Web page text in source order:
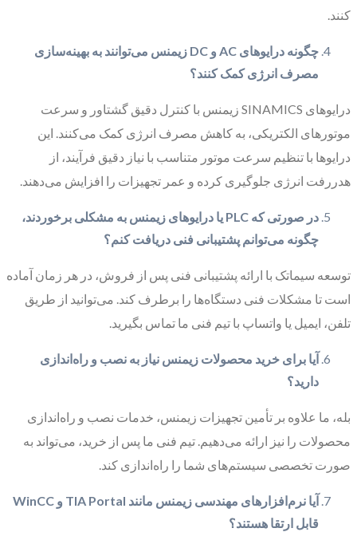
کنند.
چگونه درایوهای AC و DC زیمنس می‌توانند به بهینه‌سازی
مصرف انرژی کمک کنند؟
درایوهای SINAMICS زیمنس با کنترل دقیق گشتاور و سرعت
موتورهای الکتریکی، به کاهش مصرف انرژی کمک می‌کنند. این
درایوها با تنظیم سرعت موتور متناسب با نیاز دقیق فرآیند، از
هدررفت انرژی جلوگیری کرده و عمر تجهیزات را افزایش می‌دهند.
در صورتی که PLC یا درایوهای زیمنس به مشکلی برخوردند،
چگونه می‌توانم پشتیبانی فنی دریافت کنم؟
توسعه سیماتک با ارائه پشتیبانی فنی پس از فروش، در هر زمان آماده
است تا مشکلات فنی دستگاه‌ها را برطرف کند. می‌توانید از طریق
تلفن، ایمیل یا واتساپ با تیم فنی ما تماس بگیرید.
آیا برای خرید محصولات زیمنس نیاز به نصب و راه‌اندازی
دارید؟
بله، ما علاوه بر تأمین تجهیزات زیمنس، خدمات نصب و راه‌اندازی
محصولات را نیز ارائه می‌دهیم. تیم فنی ما پس از خرید، می‌تواند به
صورت تخصصی سیستم‌های شما را راه‌اندازی کند.
آیا نرم‌افزارهای مهندسی زیمنس مانند TIA Portal و WinCC
قابل ارتقا هستند؟